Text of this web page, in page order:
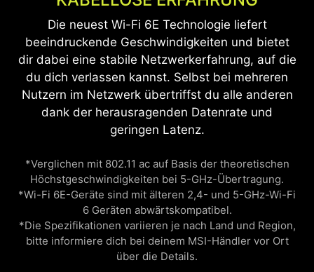
beeindruckende Geschwindigkeiten und bietet
dir dabei eine stabile Netzwerkerfahrung, auf die
du dich verlassen kannst. Selbst bei mehreren
Nutzern im Netzwerk übertriffst du alle anderen
dank der herausragenden Datenrate und
geringen Latenz.
*Verglichen mit 802.11 ac auf Basis der theoretischen
*Wi-Fi 6E-Geräte sind mit älteren 2,4- und 5-GHz-Wi-Fi
6 Geräten abwärtskompatibel.
*Die Spezifikationen variieren je nach Land und Region,
bitte informiere dich bei deinem MSI-Händler vor Ort
über die Details.